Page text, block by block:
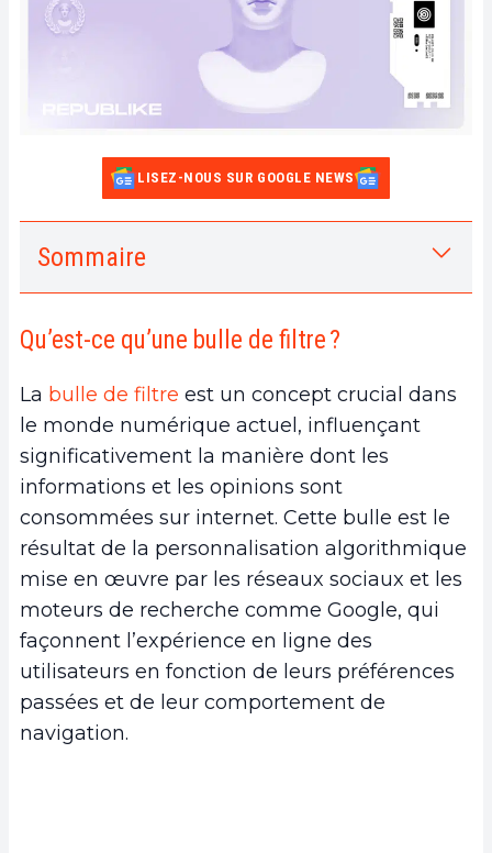
LISEZ-NOUS SUR GOOGLE NEWS
Sommaire
1. Qu’est-ce qu’une bulle de filtre ?
b.
Fonctionnement des algorithmes et
personnalisation
Les effets de la bulle de filtre sur la
diversité des opinions
Comment éviter de tomber dans la bulle de
a.
Stratégies pour diversifier les sources
d’information
Republike, la solution de microblogging sans
bulle de filtre ?
Utilisation responsable des médias sociaux
4. La blockchain, la solution idéale ?
Accès au capital
5.
Qu’est-ce qu’une bulle de filtre ?
La bulle de filtre est un concept crucial dans
le monde numérique actuel, influençant
significativement la manière dont les
informations et les opinions sont
consommées sur internet. Cette bulle est le
résultat de la personnalisation algorithmique
mise en œuvre par les réseaux sociaux et les
moteurs de recherche comme Google, qui
façonnent l’expérience en ligne des
utilisateurs en fonction de leurs préférences
passées et de leur comportement de
navigation.